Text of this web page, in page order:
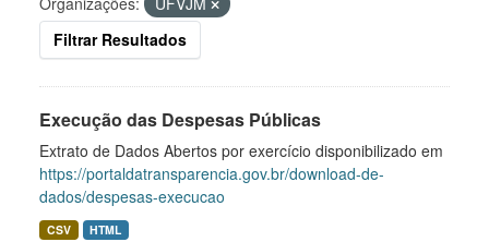
Filtrar Resultados
Execução das Despesas Públicas
Extrato de Dados Abertos por exercício disponibilizado em
https://portaldatransparencia.gov.br/download-de-
dados/despesas-execucao
CSV HTML